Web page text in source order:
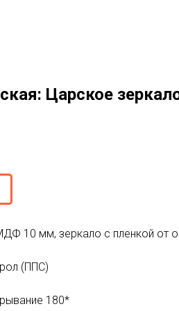
Царское
10 мм, зеркало с пленкой от
(ППС)
180*